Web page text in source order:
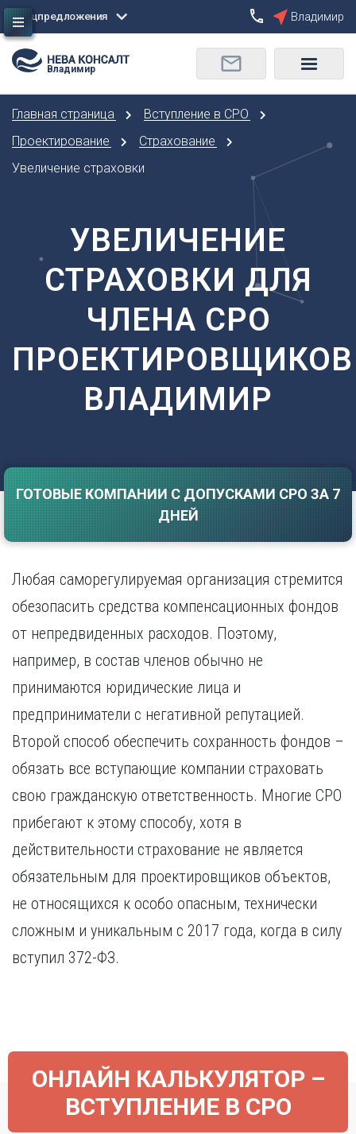
Сбросить
Москва
Санкт-Петербург
Астрахань
Барнаул
Белгород
Брянск
В
Владивосток
Владикавказ
Владимир
Волгоград
Воронеж
И
Иваново
Ижевск
Иркутск
Казань
Калининград
Кемерово
Киров
Краснодар
Курган
Курск
Л
Липецк
М
Мурманск
Н
Набережные Челны
Нижний Новгород
О
Орел
Оренбург
Р
Рязань
С
Самара
Саранск
Саратов
Севастополь
Симферополь
Ставрополь
Т
Томск
Тюмень
У
Улан-Удэ
Ульяновск
Хабаровск
Чебоксары
Челябинск
Череповец
Ярославль
Спецпредложения Владимир
Владимир
Главная страница
Вступление в СРО
Проектирование
Страхование
Увеличение страховки
УВЕЛИЧЕНИЕ
СТРАХОВКИ ДЛЯ
ЧЛЕНА СРО
ПРОЕКТИРОВЩИКОВ
ВЛАДИМИР
ГОТОВЫЕ КОМПАНИИ С ДОПУСКАМИ СРО ЗА 7
ДНЕЙ
Любая саморегулируемая организация стремится
обезопасить средства компенсационных фондов
от непредвиденных расходов. Поэтому,
например, в состав членов обычно не
принимаются юридические лица и
предприниматели с негативной репутацией.
Второй способ обеспечить сохранность фондов –
обязать все вступающие компании страховать
свою гражданскую ответственность. Многие СРО
прибегают к этому способу, хотя в
действительности страхование не является
обязательным для проектировщиков объектов,
не относящихся к особо опасным, технически
сложным и уникальным с 2017 года, когда в силу
вступил 372-ФЗ.
ОНЛАЙН КАЛЬКУЛЯТОР –
ВСТУПЛЕНИЕ В СРО